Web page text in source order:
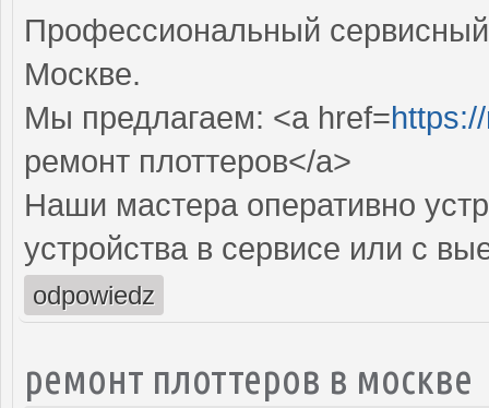
Профессиональный
Москве.
Мы предлагаем: <a href=
ремонт плоттеров</a>
Наши мастера оперативно
устройства в сервисе или с
odpowiedz
ремонт плоттеров в москве